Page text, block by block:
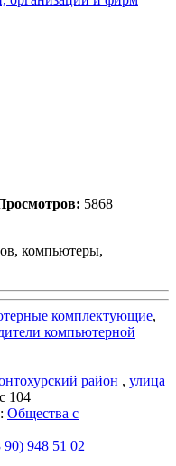
5868
компьютеры,
комплектующие,
компьютерной
район , улица
104
: Общества с
90) 948 51 02